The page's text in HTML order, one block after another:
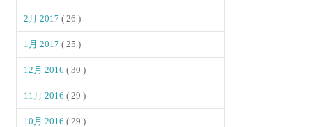
2月 2017( 26 )
1月 2017( 25 )
12月 2016( 30 )
11月 2016( 29 )
10月 2016( 29 )